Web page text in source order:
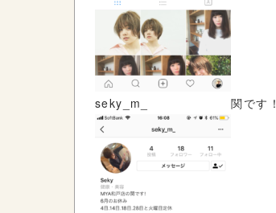
seky_m_ 関です！